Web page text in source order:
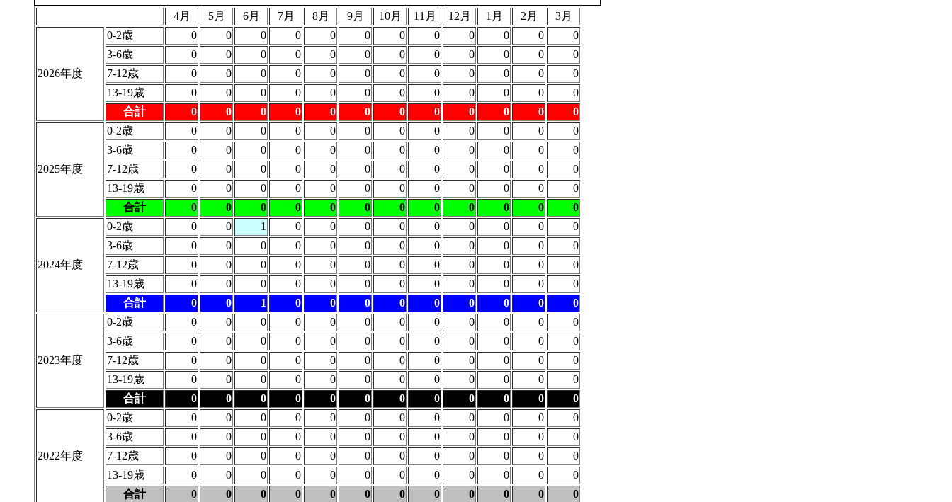
4月 5月 6月 7月 8月 9月 10月 11月 12月 1月 2月 3月
2026年度
0-2歳 0 0 0 0 0 0 0 0 0 0 0
0
3-6歳
0 0 0 0 0 0 0 0 0 0 0
0
7-12歳
0 0 0 0 0 0 0 0 0 0 0
0
13-19歳
0 0 0 0 0 0 0 0 0 0 0
0
合計
0 0 0 0 0 0 0 0 0 0 0 0
2025年度
0-2歳 0 0 0 0 0 0 0 0 0 0 0
0
3-6歳
0 0 0 0 0 0 0 0 0 0 0
0
7-12歳
0 0 0 0 0 0 0 0 0 0 0
0
13-19歳
0 0 0 0 0 0 0 0 0 0 0
0
合計
0 0 0 0 0 0 0 0 0 0 0 0
2024年度
0-2歳 0 0 1 0 0 0 0 0 0 0 0
0
3-6歳
0 0 0 0 0 0 0 0 0 0 0
0
7-12歳
0 0 0 0 0 0 0 0 0 0 0
0
13-19歳
0 0 0 0 0 0 0 0 0 0 0
0
合計
0 0 1 0 0 0 0 0 0 0 0 0
2023年度
0-2歳 0 0 0 0 0 0 0 0 0 0 0
0
3-6歳
0 0 0 0 0 0 0 0 0 0 0
0
7-12歳
0 0 0 0 0 0 0 0 0 0 0
0
13-19歳
0 0 0 0 0 0 0 0 0 0 0
0
合計
0 0 0 0 0 0 0 0 0 0 0 0
2022年度
0-2歳 0 0 0 0 0 0 0 0 0 0 0
0
3-6歳
0 0 0 0 0 0 0 0 0 0 0
0
7-12歳
0 0 0 0 0 0 0 0 0 0 0
0
13-19歳
0 0 0 0 0 0 0 0 0 0 0
0
合計
0 0 0 0 0 0 0 0 0 0 0 0